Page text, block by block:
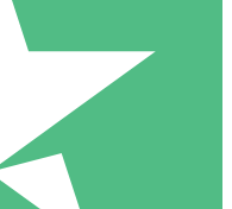
Individuali
Nessun impegno